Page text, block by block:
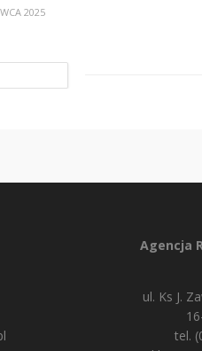
2025
Agencja
ul. Ks J.
tel.